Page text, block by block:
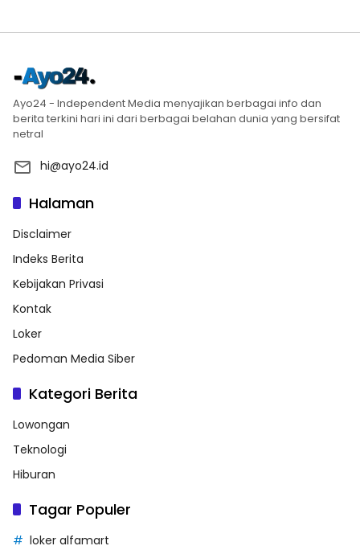
Ayo24 - Independent Media menyajikan berbagai info dan
berita terkini hari ini dari berbagai belahan dunia yang bersifat
netral
hi@ayo24.id
Halaman
Disclaimer
Indeks Berita
Kebijakan Privasi
Kontak
Loker
Pedoman Media Siber
Kategori Berita
Lowongan
Teknologi
Hiburan
Tagar Populer
loker alfamart